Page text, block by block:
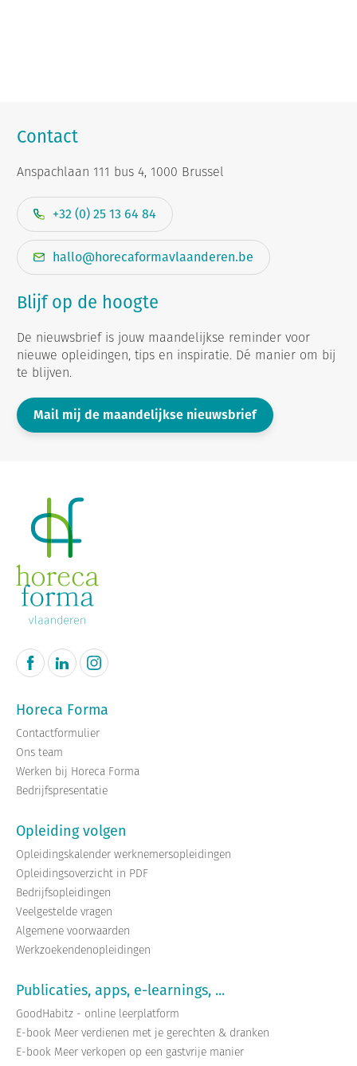
Contact
Anspachlaan 111 bus 4, 1000 Brussel
+32 (0) 25 13 64 84
hallo@horecaformavlaanderen.be
Blijf op de hoogte
De nieuwsbrief is jouw maandelijkse reminder voor
nieuwe opleidingen, tips en inspiratie. Dé manier om bij
te blijven.
Mail mij de maandelijkse nieuwsbrief
Horeca Forma
Contactformulier
Ons team
Werken bij Horeca Forma
Bedrijfspresentatie
Opleiding volgen
Opleidingskalender werknemersopleidingen
Opleidingsoverzicht in PDF
Bedrijfsopleidingen
Veelgestelde vragen
Algemene voorwaarden
Werkzoekendenopleidingen
Publicaties, apps, e-learnings, ...
GoodHabitz - online leerplatform
E-book Meer verdienen met je gerechten & dranken
E-book Meer verkopen op een gastvrije manier